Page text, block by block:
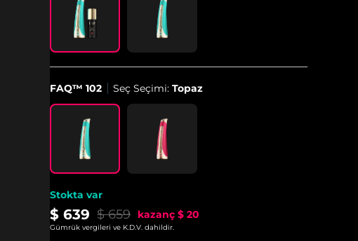
FAQ™ 102 Seç Seçimi: Topaz
Stokta var
$ 639 $ 659 kazanç $ 20
Gümrük vergileri ve K.D.V. dahildir.